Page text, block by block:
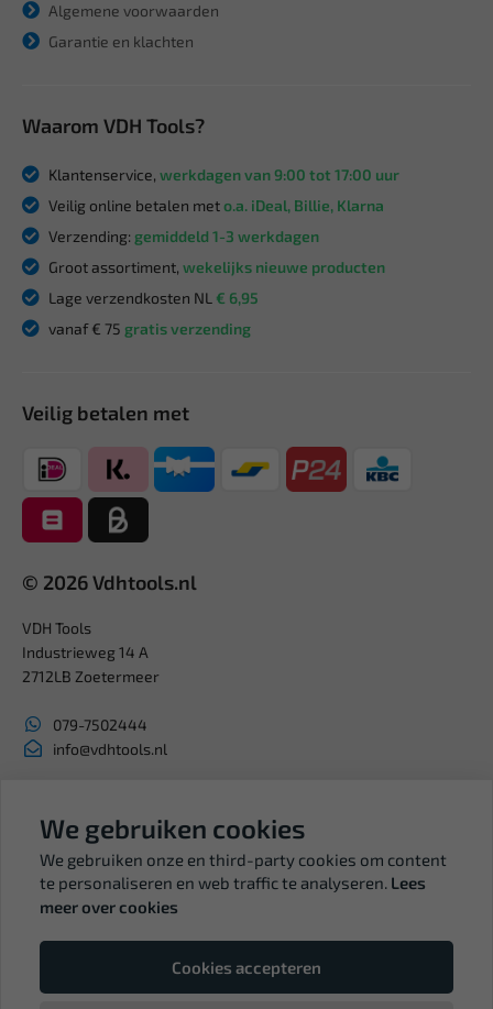
Algemene voorwaarden
Garantie en klachten
Waarom VDH Tools?
Klantenservice, werkdagen van 9:00 tot 17:00 uur
Veilig online betalen meto.a. iDeal, Billie, Klarna
Verzending: gemiddeld 1-3 werkdagen
Groot assortiment, wekelijks nieuwe producten
Lage verzendkosten NL € 6,95
vanaf € 75 gratis verzending
Veilig betalen met
© 2026 Vdhtools.nl
VDH Tools
Industrieweg 14 A
2712LB Zoetermeer
079-7502444
info@vdhtools.nl
BTW: NL819958657B01
We gebruiken cookies
We gebruiken onze en third-party cookies om content
te personaliseren en web traffic te analyseren. Lees
meer over cookies
Cookies accepteren